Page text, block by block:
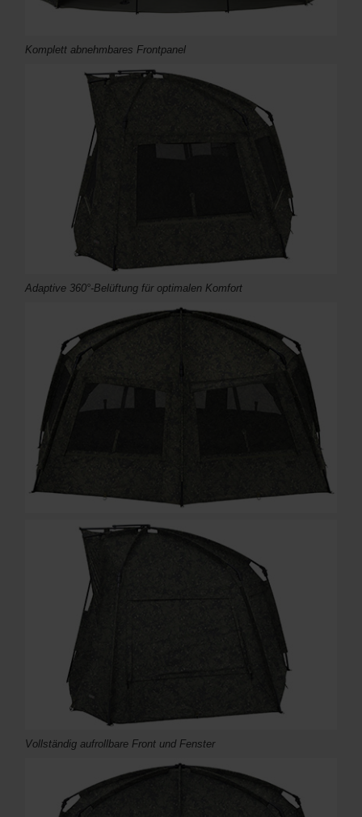
Komplett abnehmbares Frontpanel
Adaptive 360°-Belüftung für optimalen Komfort
Vollständig aufrollbare Front und Fenster